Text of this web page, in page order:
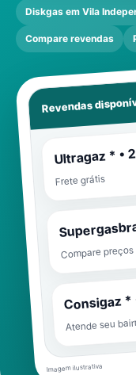
Diskgas em Vila
Compare revendas
Revendas
Ultragaz * •
Frete grátis
Compare preços
Consigaz *
Atende seu
Imagem ilustrativa